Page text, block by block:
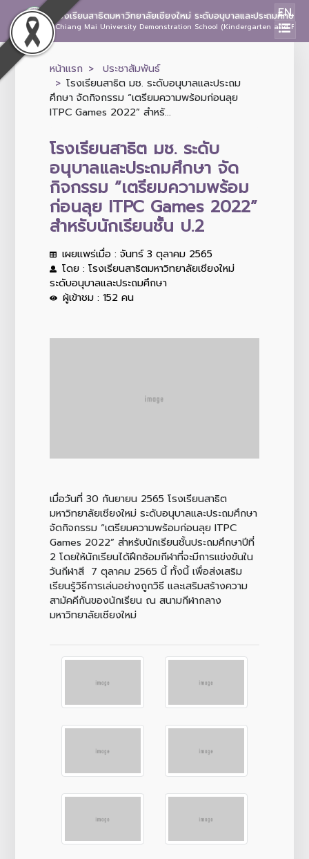
โรงเรียนสาธิตมหาวิทยาลัยเชียงใหม่ ระดับอนุบาลและประถมศึกษา
Chiang Mai University Demonstration School (Kindergarten and
EN
หน้าแรก
ประชาสัมพันธ์
โรงเรียนสาธิต มช. ระดับอนุบาลและประถม
ศึกษา จัดกิจกรรม “เตรียมความพร้อมก่อนลุย
ITPC Games 2022” สำหรั...
โรงเรียนสาธิต มช. ระดับ
อนุบาลและประถมศึกษา จัด
กิจกรรม “เตรียมความพร้อม
ก่อนลุย ITPC Games 2022”
สำหรับนักเรียนชั้น ป.2
เผยแพร่เมื่อ : จันทร์ 3 ตุลาคม 2565
โดย : โรงเรียนสาธิตมหาวิทยาลัยเชียงใหม่
ระดับอนุบาลและประถมศึกษา
ผู้เข้าชม : 152 คน
เมื่อวันที่ 30 กันยายน 2565 โรงเรียนสาธิต
มหาวิทยาลัยเชียงใหม่ ระดับอนุบาลและประถมศึกษา
จัดกิจกรรม “เตรียมความพร้อมก่อนลุย ITPC
Games 2022” สำหรับนักเรียนชั้นประถมศึกษาปีที่
2 โดยให้นักเรียนได้ฝึกซ้อมกีฬาที่จะมีการแข่งขันใน
วันกีฬาสี 7 ตุลาคม 2565 นี้ ทั้งนี้ เพื่อส่งเสริม
เรียนรู้วิธีการเล่นอย่างถูกวิธี และเสริมสร้างความ
สามัคคีกันของนักเรียน ณ สนามกีฬากลาง
มหาวิทยาลัยเชียงใหม่